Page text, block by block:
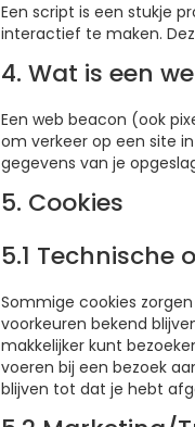
Een script is een stukje
interactief te maken.
4. Wat is een
Een web beacon (ook
om verkeer op een site
gegevens van je
5. Cookies
5.1 Technische
Sommige cookies
voorkeuren bekend
makkelijker kunt
voeren bij een bezoek
blijven tot dat je hebt